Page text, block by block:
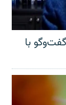
با